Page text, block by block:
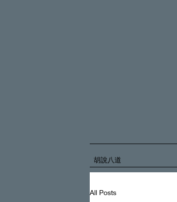
胡說八道
All Posts